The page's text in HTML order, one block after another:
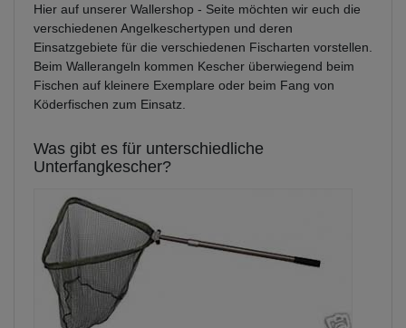
Hier auf unserer Wallershop - Seite möchten wir euch die
verschiedenen Angelkeschertypen und deren
Einsatzgebiete für die verschiedenen Fischarten vorstellen.
Beim Wallerangeln kommen Kescher überwiegend beim
Fischen auf kleinere Exemplare oder beim Fang von
Köderfischen zum Einsatz.
Was gibt es für unterschiedliche
Unterfangkescher?